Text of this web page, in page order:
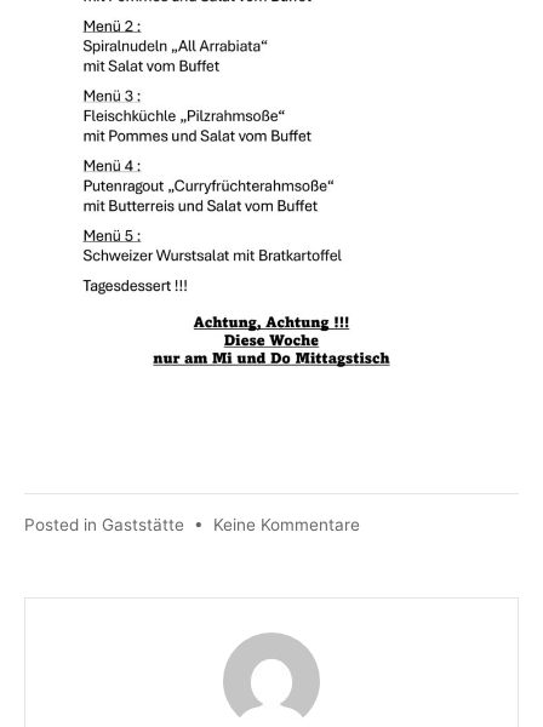
Posted in Gaststätte • Keine Kommentare